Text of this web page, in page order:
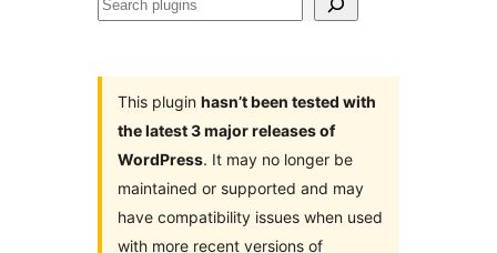
This plugin hasn’t been tested with
the latest 3 major releases of
WordPress. It may no longer be
maintained or supported and may
have compatibility issues when used
with more recent versions of